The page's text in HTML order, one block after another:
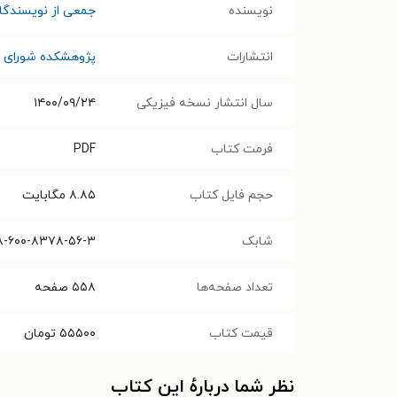
نویسنده جمعی از
انتشارات پژوهشکده شورای
سال انتشار نسخه فیزیکی ۱۴۰۰/۰۹/۲۴
فرمت کتاب PDF
حجم فایل کتاب ۸.۸۵ مگابایت
شابک ۹۷۸-۶۰۰-۸۳۷۸-
تعداد صفحه‌ها ۵۵۸ صفحه
قیمت کتاب ۵۵۵۰۰ تومان
نظر شما دربارهٔ این کتاب